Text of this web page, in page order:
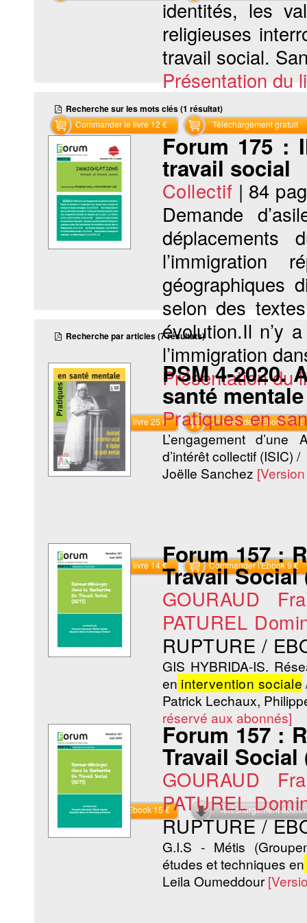
identités, les
religieuses
travail social.
Présentation du
Commander le livre 12 € Téléchargement gratuit
Recherche sur les mots clés (1 résultat)
Forum 175 :
travail social
Collectif | 84
Demande
l’immigration
géographiques
selon des
évolution.Il n’y
l’immigration
Présentation du
Commander le livre 25 € Commander l'Ebook 15 €
Recherche par articles (7 résultats)
PSM 4-2020.
santé mentale
Pratiques en
L’engagement
d’intérêt collectif (ISIC) /
Joëlle Sanchez
Commander le livre 14 € Commander l'Ebook 9 €
Forum 157 :
Travail Social
GOURAUD
PATUREL
RUPTURE /
GIS HYBRIDA-IS.
en intervention sociale
Patrick Lechaux,
réservé aux abonnés]
Commander l'Ebook 15 € Téléchargement
Forum 157 :
Travail Social
GOURAUD
PATUREL
RUPTURE /
G.I.S - Métis
études et techniques en
Leila Oumeddour